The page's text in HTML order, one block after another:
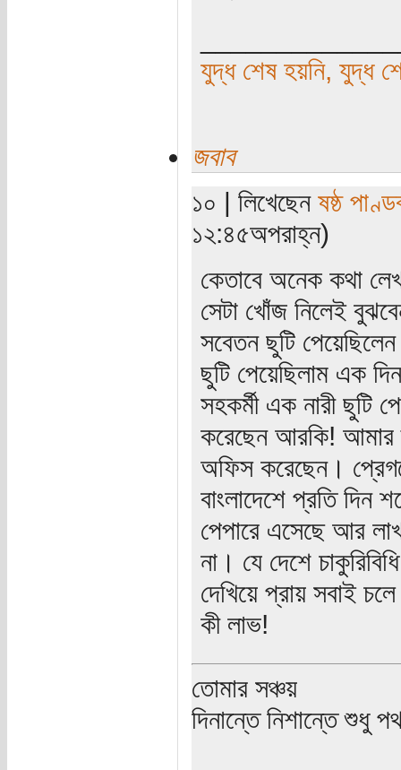
যুদ্ধ শেষ হয়নি, যুদ্ধ
জবাব
১০ | লিখেছেন ষষ্ঠ
১২:৪৫অপরাহ্ন)
কেতাবে অনেক কথা
সেটা খোঁজ নিলেই
সবেতন ছুটি
ছুটি পেয়েছিলাম এক
সহকর্মী এক নারী ছুটি
করেছেন আরকি! আমার
অফিস করেছেন।
বাংলাদেশে প্রতি দিন
পেপারে এসেছে আর লাখ
না। যে দেশে
দেখিয়ে প্রায় সবাই
কী লাভ!
তোমার সঞ্চয়
দিনান্তে নিশান্তে শুধু